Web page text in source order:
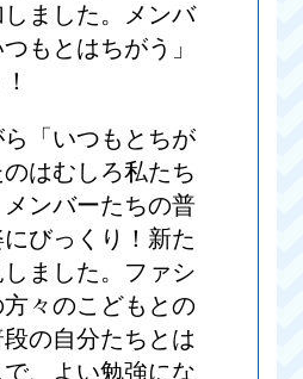
しました。メンバ
もとはちがう」
「いつもとちが
はむしろ私たち
ンバーたちの普
びっくり！新た
ました。ファシ
々のこどもとの
の自分たちとは
、よい勉強にな